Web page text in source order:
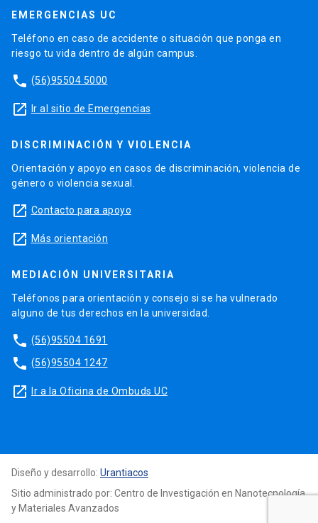
EMERGENCIAS UC
Teléfono en caso de accidente o situación que ponga en
riesgo tu vida dentro de algún campus.
phone (56)95504 5000
launch Ir al sitio de Emergencias
DISCRIMINACIÓN Y VIOLENCIA
Orientación y apoyo en casos de discriminación, violencia de
género o violencia sexual.
launch Contacto para apoyo
launch Más orientación
MEDIACIÓN UNIVERSITARIA
Teléfonos para orientación y consejo si se ha vulnerado
alguno de tus derechos en la universidad.
phone (56)95504 1691
phone (56)95504 1247
launch Ir a la Oficina de Ombuds UC
Diseño y desarrollo: Urantiacos
Sitio administrado por: Centro de Investigación en Nanotecnología
y Materiales Avanzados